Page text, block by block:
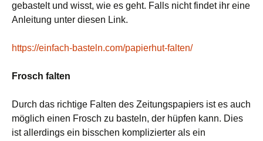
gebastelt und wisst, wie es geht. Falls nicht findet ihr eine
Anleitung unter diesen Link.
https://einfach-basteln.com/papierhut-falten/
Frosch falten
Durch das richtige Falten des Zeitungspapiers ist es auch
möglich einen Frosch zu basteln, der hüpfen kann. Dies
ist allerdings ein bisschen komplizierter als ein